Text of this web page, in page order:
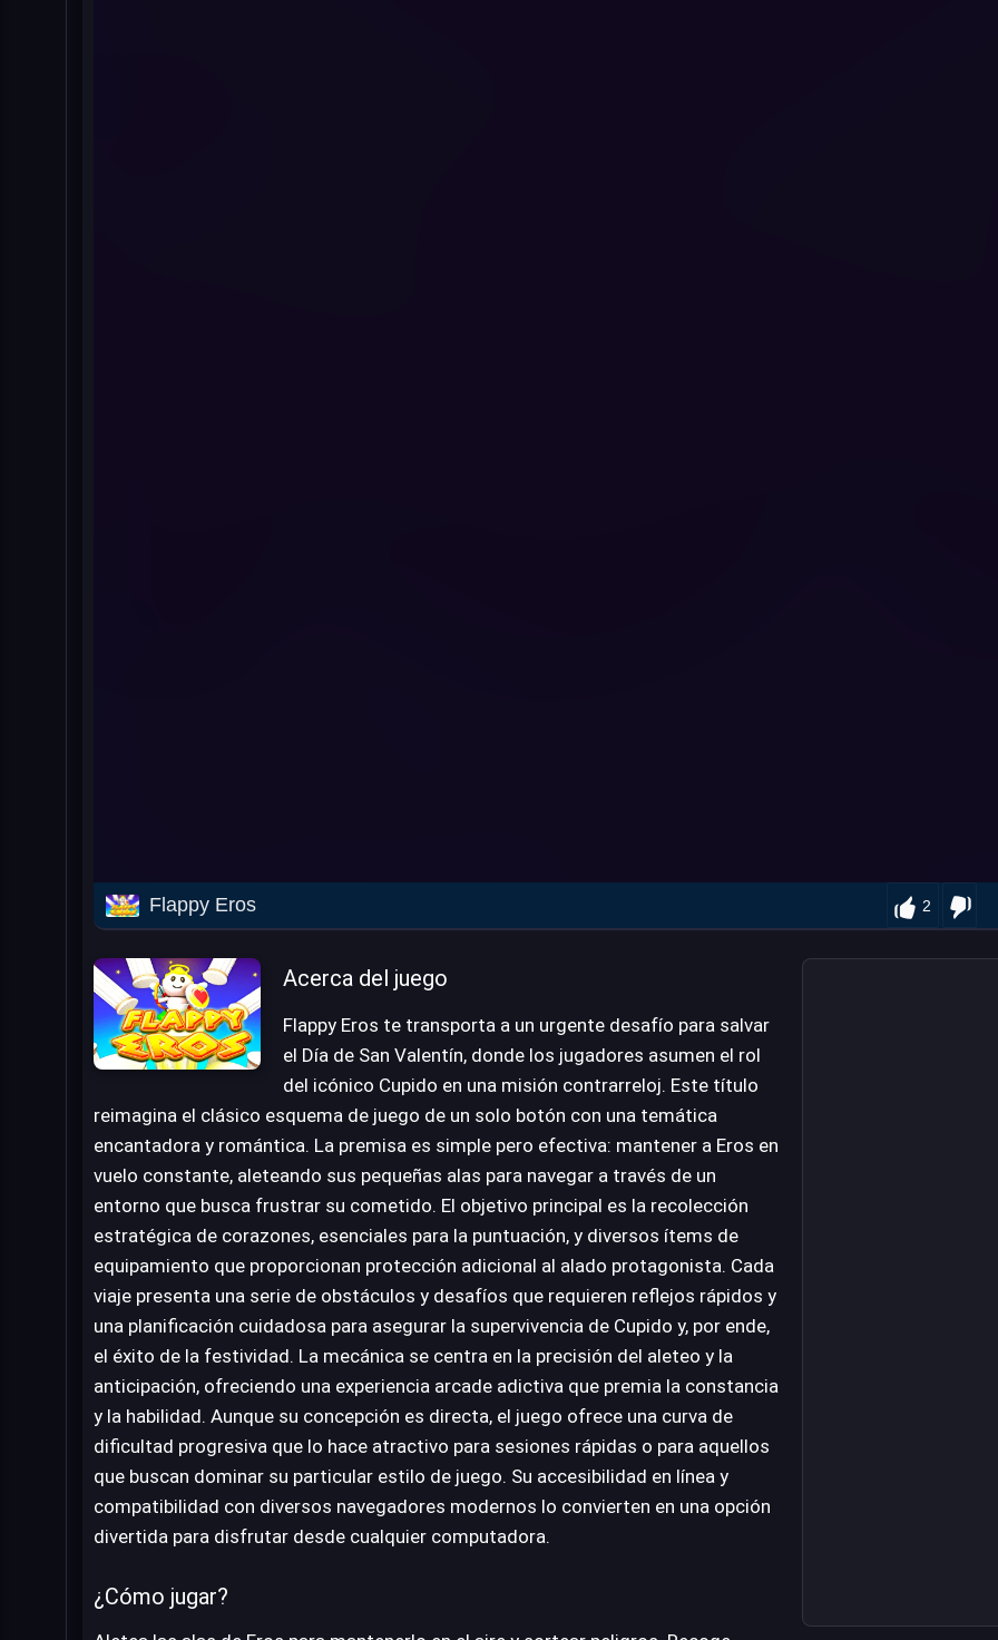
Flappy Eros 2
Acerca del juego
Flappy Eros te transporta a un urgente desafío para salvar
el Día de San Valentín, donde los jugadores asumen el rol
del icónico Cupido en una misión contrarreloj. Este título
reimagina el clásico esquema de juego de un solo botón con una temática
encantadora y romántica. La premisa es simple pero efectiva: mantener a Eros en
vuelo constante, aleteando sus pequeñas alas para navegar a través de un
entorno que busca frustrar su cometido. El objetivo principal es la recolección
estratégica de corazones, esenciales para la puntuación, y diversos ítems de
equipamiento que proporcionan protección adicional al alado protagonista. Cada
viaje presenta una serie de obstáculos y desafíos que requieren reflejos rápidos y
una planificación cuidadosa para asegurar la supervivencia de Cupido y, por ende,
el éxito de la festividad. La mecánica se centra en la precisión del aleteo y la
anticipación, ofreciendo una experiencia arcade adictiva que premia la constancia
y la habilidad. Aunque su concepción es directa, el juego ofrece una curva de
dificultad progresiva que lo hace atractivo para sesiones rápidas o para aquellos
que buscan dominar su particular estilo de juego. Su accesibilidad en línea y
compatibilidad con diversos navegadores modernos lo convierten en una opción
divertida para disfrutar desde cualquier computadora.
¿Cómo jugar?